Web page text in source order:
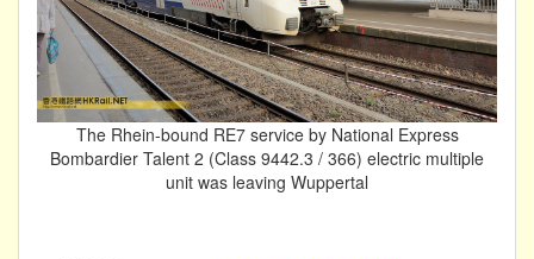
The Rhein-bound RE7 service by National Express
Bombardier Talent 2 (Class 9442.3 / 366) electric multiple
unit was leaving Wuppertal